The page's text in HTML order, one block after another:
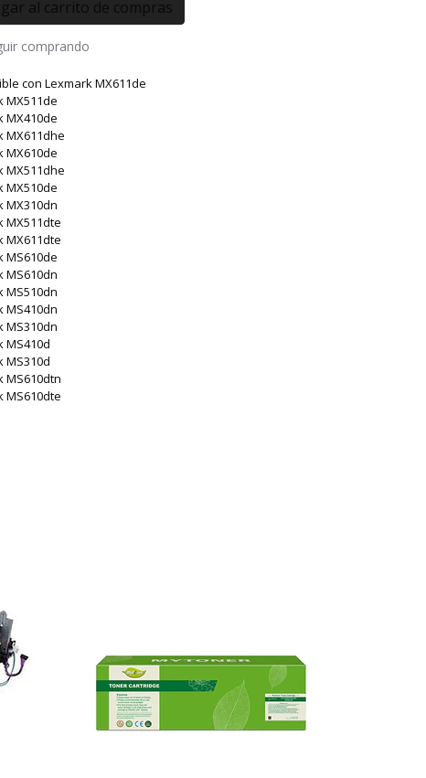
comprando
con Lexmark MX611de
MX511de
MX410de
MX611dhe
MX610de
MX511dhe
MX510de
MX310dn
MX511dte
MX611dte
MS610de
MS610dn
MS510dn
MS410dn
MS310dn
MS410d
MS310d
MS610dtn
MS610dte